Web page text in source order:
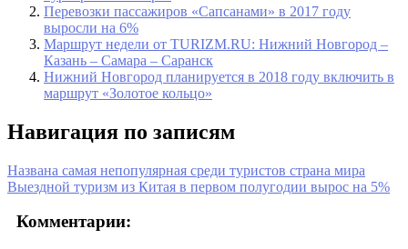
Перевозки пассажиров «Сапсанами» в 2017 году
выросли на 6%
Маршрут недели от TURIZM.RU: Нижний Новгород –
Казань – Самара – Саранск
Нижний Новгород планируется в 2018 году включить в
маршрут «Золотое кольцо»
Навигация по записям
Названа самая непопулярная среди туристов страна мира
Выездной туризм из Китая в первом полугодии вырос на 5%
Комментарии: